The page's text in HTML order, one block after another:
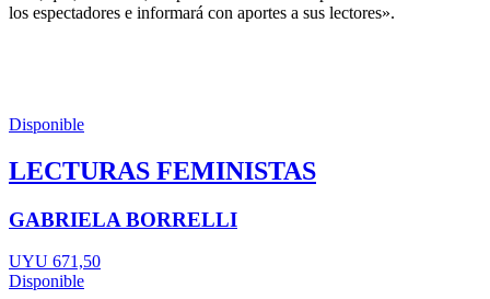
los espectadores e informará con aportes a sus lectores».
Disponible
LECTURAS FEMINISTAS
GABRIELA BORRELLI
UYU 671,50
Disponible